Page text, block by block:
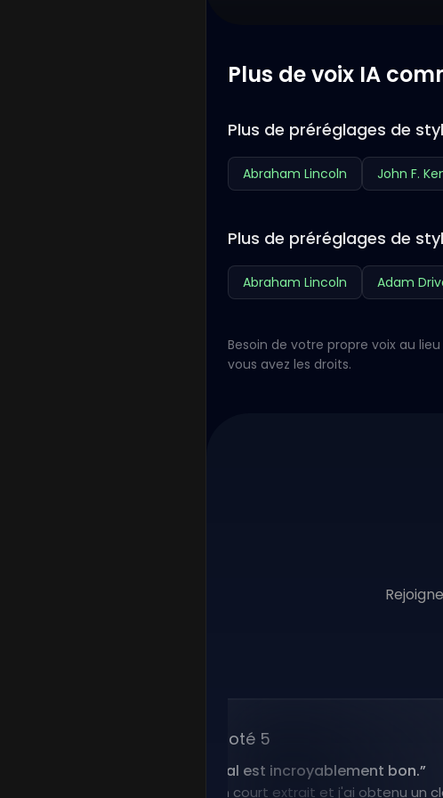
Plus de voix IA
Plus de préréglages de
Abraham Lincoln John F.
Plus de préréglages de
Abraham Lincoln Adam
Besoin de votre propre voix au
vous avez les droits.
Le clonage vocal est incroyablement bon.”
J'ai téléchargé un court extrait et j'ai obtenu un clone